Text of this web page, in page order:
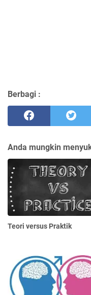
Berbagi :
Anda mungkin
Teori versus Praktik